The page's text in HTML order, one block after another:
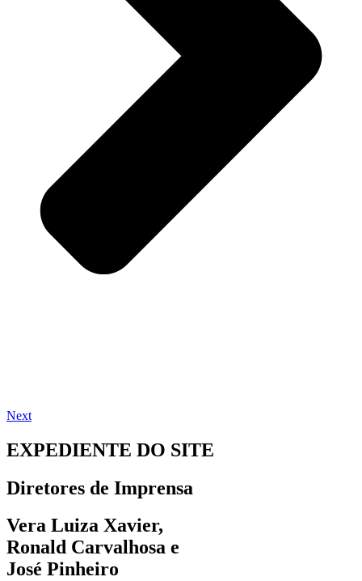
Next
EXPEDIENTE DO SITE
Diretores de Imprensa
Vera Luiza Xavier,
Ronald Carvalhosa e
José Pinheiro